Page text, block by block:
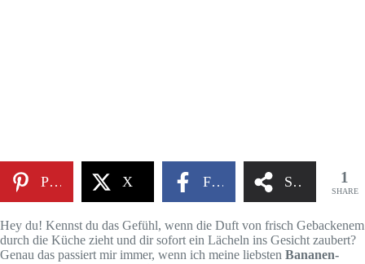
Pinterest X Facebook Share 1
SHARE
Hey du! Kennst du das Gefühl, wenn die Duft von frisch Gebackenem
durch die Küche zieht und dir sofort ein Lächeln ins Gesicht zaubert?
Genau das passiert mir immer, wenn ich meine liebsten Bananen-